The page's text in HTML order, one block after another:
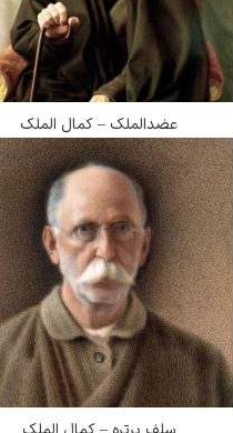
عضدالملک – کمال الملک